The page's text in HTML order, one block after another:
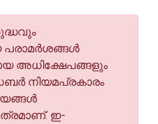
അധിക്ഷേപങ്ങളും
നിയമപ്രകാരം
ഇ-